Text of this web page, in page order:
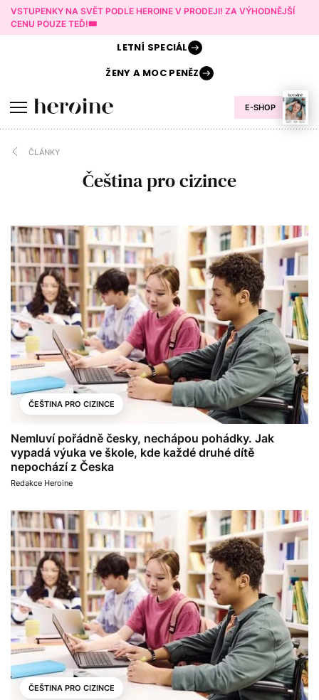
VSTUPENKY NA SVĚT PODLE HEROINE V PRODEJI! ZA VÝHODNĚJŠÍ
CENU POUZE TEĎ!🎟️
E-SHOP
LETNÍ SPECIÁL
ŽENY AMOC PENĚZ
ČLÁNKY
Čeština pro cizince
ČEŠTINA PRO CIZINCE
Nemluví pořádně česky, nechápou pohádky. Jak
vypadá výuka ve škole, kde každé druhé dítě
nepochází z Česka
Redakce Heroine
ČEŠTINA PRO CIZINCE